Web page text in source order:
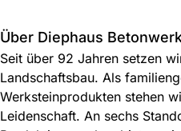
Über Diephaus
Seit über 92 Jahren setzen
Landschaftsbau. Als
Werksteinprodukten stehen
Leidenschaft. An sechs